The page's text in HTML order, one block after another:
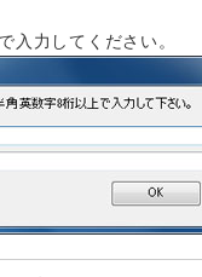
で入力してください。